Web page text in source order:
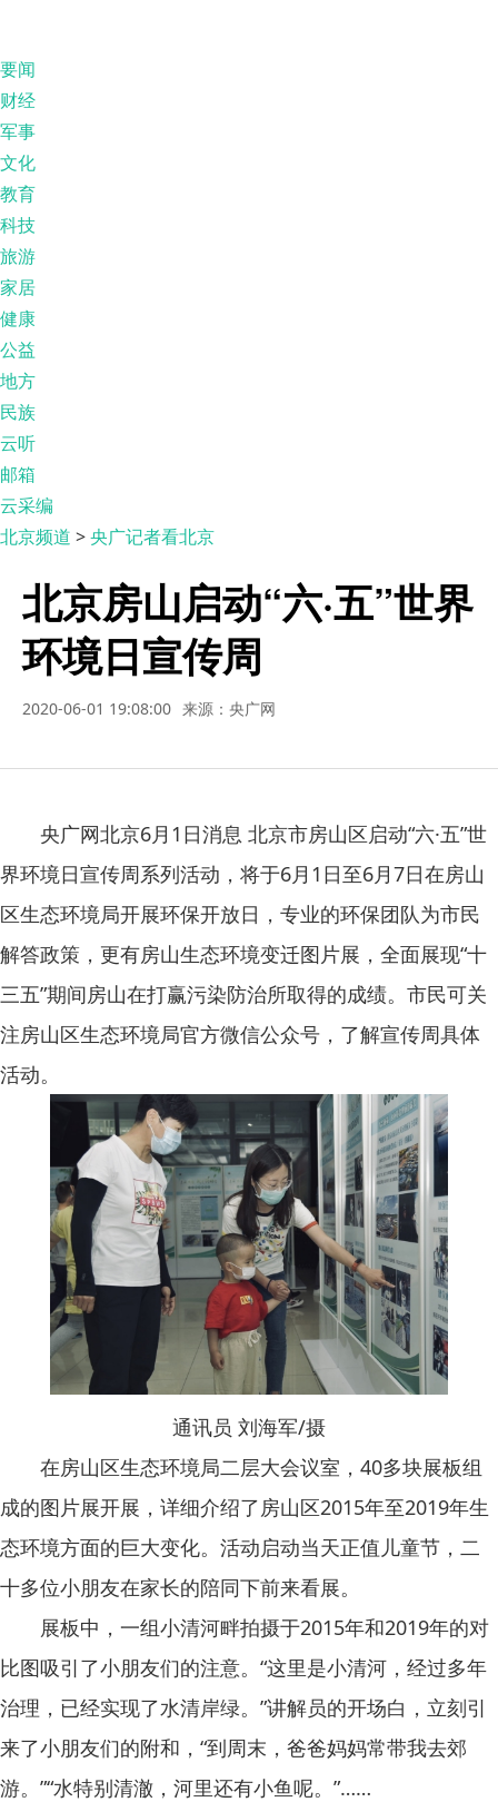
要闻
财经
军事
文化
教育
科技
旅游
家居
健康
公益
地方
民族
云听
邮箱
云采编
北京频道 >央广记者看北京
北京房山启动“六·五”世界
环境日宣传周
2020-06-01 19:08:00 来源：央广网
央广网北京6月1日消息 北京市房山区启动“六·五”世
界环境日宣传周系列活动，将于6月1日至6月7日在房山
区生态环境局开展环保开放日，专业的环保团队为市民
解答政策，更有房山生态环境变迁图片展，全面展现“十
三五”期间房山在打赢污染防治所取得的成绩。市民可关
注房山区生态环境局官方微信公众号，了解宣传周具体
活动。
通讯员 刘海军/摄
在房山区生态环境局二层大会议室，40多块展板组
成的图片展开展，详细介绍了房山区2015年至2019年生
态环境方面的巨大变化。活动启动当天正值儿童节，二
十多位小朋友在家长的陪同下前来看展。
展板中，一组小清河畔拍摄于2015年和2019年的对
比图吸引了小朋友们的注意。“这里是小清河，经过多年
治理，已经实现了水清岸绿。”讲解员的开场白，立刻引
来了小朋友们的附和，“到周末，爸爸妈妈常带我去郊
游。”“水特别清澈，河里还有小鱼呢。”……